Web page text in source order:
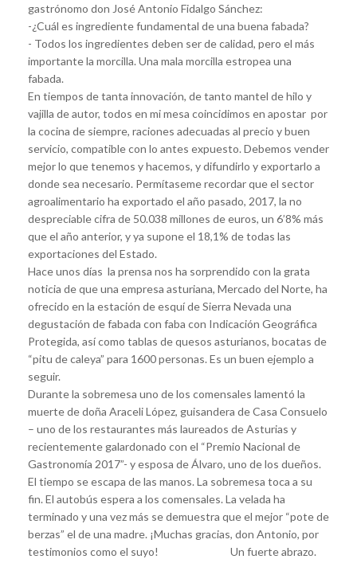
gastrónomo don José Antonio Fidalgo Sánchez:
-¿Cuál es ingrediente fundamental de una buena fabada?
- Todos los ingredientes deben ser de calidad, pero el más
importante la morcilla. Una mala morcilla estropea una
fabada.
En tiempos de tanta innovación, de tanto mantel de hilo y
vajilla de autor, todos en mi mesa coincidimos en apostar por
la cocina de siempre, raciones adecuadas al precio y buen
servicio, compatible con lo antes expuesto. Debemos vender
mejor lo que tenemos y hacemos, y difundirlo y exportarlo a
donde sea necesario. Permítaseme recordar que el sector
agroalimentario ha exportado el año pasado, 2017, la no
despreciable cifra de 50.038 millones de euros, un 6’8% más
que el año anterior, y ya supone el 18,1% de todas las
exportaciones del Estado.
Hace unos días la prensa nos ha sorprendido con la grata
noticia de que una empresa asturiana, Mercado del Norte, ha
ofrecido en la estación de esquí de Sierra Nevada una
degustación de fabada con faba con Indicación Geográfica
Protegida, así como tablas de quesos asturianos, bocatas de
“pitu de caleya” para 1600 personas. Es un buen ejemplo a
seguir.
Durante la sobremesa uno de los comensales lamentó la
muerte de doña Araceli López, guisandera de Casa Consuelo
– uno de los restaurantes más laureados de Asturias y
recientemente galardonado con el “Premio Nacional de
Gastronomía 2017”- y esposa de Álvaro, uno de los dueños.
El tiempo se escapa de las manos. La sobremesa toca a su
fin. El autobús espera a los comensales. La velada ha
terminado y una vez más se demuestra que el mejor “pote de
berzas” el de una madre. ¡Muchas gracias, don Antonio, por
testimonios como el suyo! Un fuerte abrazo.